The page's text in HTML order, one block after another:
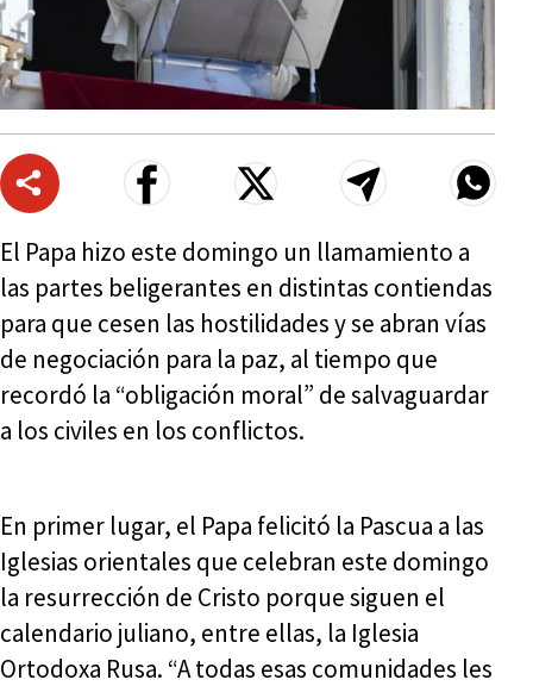
El Papa hizo este domingo un llamamiento a
las partes beligerantes en distintas contiendas
para que cesen las hostilidades y se abran vías
de negociación para la paz, al tiempo que
recordó la “obligación moral” de salvaguardar
a los civiles en los conflictos.
En primer lugar, el Papa felicitó la Pascua a las
Iglesias orientales que celebran este domingo
la resurrección de Cristo porque siguen el
calendario juliano, entre ellas, la Iglesia
Ortodoxa Rusa. “A todas esas comunidades les